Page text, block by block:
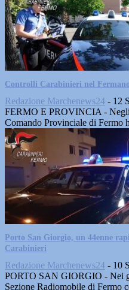
Controlli Carabinieri nel
Redazione Marchenews24 - 12
FERMO E PROVINCIA -
Comando Provinciale di Fermo
Porto San Giorgio, un 44enne
Carabinieri
Redazione Marchenews24 - 10
PORTO SAN GIORGIO - Nei
Sezione Radiomobile di Fermo